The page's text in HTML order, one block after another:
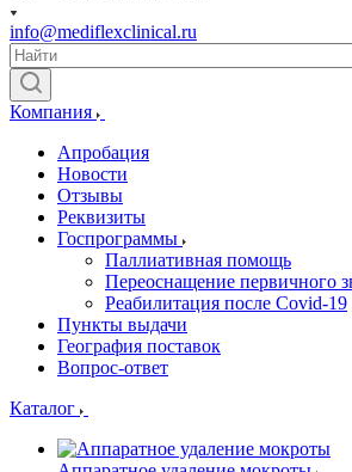
info@mediflexclinical.ru
Компания
Апробация
Новости
Отзывы
Реквизиты
Госпрограммы
Паллиативная помощь
Переоснащение первичного
Реабилитация после Covid-19
Пункты выдачи
География поставок
Вопрос-ответ
Каталог